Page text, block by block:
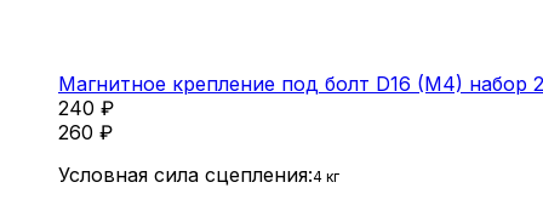
Магнитное крепление под болт D16 (M4) набор
240 ₽
260 ₽
Условная сила сцепления:4 кг